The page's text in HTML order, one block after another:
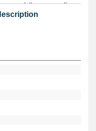
y une lettre personnelle
couleurs, il est aisé de
boîte est grise. En
sert à donner une
avec un ruban,